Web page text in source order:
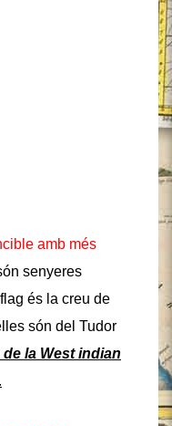
amb més
senyeres
és la creu de
són del Tudor
la West indian